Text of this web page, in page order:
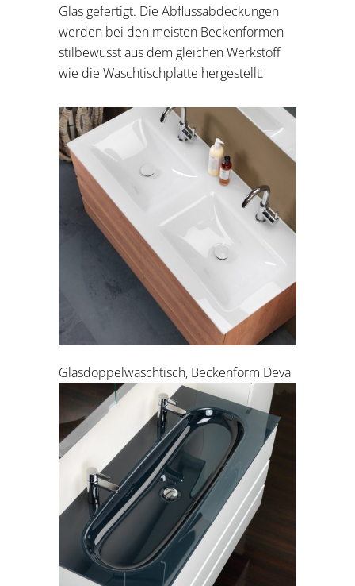
Glas gefertigt. Die Abflussabdeckungen
werden bei den meisten Beckenformen
stilbewusst aus dem gleichen Werkstoff
wie die Waschtischplatte hergestellt.
Glasdoppelwaschtisch, Beckenform Deva